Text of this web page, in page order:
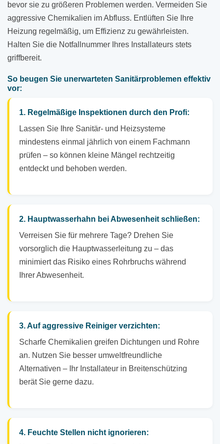
bevor sie zu größeren Problemen werden. Vermeiden Sie
aggressive Chemikalien im Abfluss. Entlüften Sie Ihre
Heizung regelmäßig, um Effizienz zu gewährleisten.
Halten Sie die Notfallnummer Ihres Installateurs stets
griffbereit.
So beugen Sie unerwarteten Sanitärproblemen effektiv
vor:
1. Regelmäßige Inspektionen durch den Profi:
Lassen Sie Ihre Sanitär- und Heizsysteme
mindestens einmal jährlich von einem Fachmann
prüfen – so können kleine Mängel rechtzeitig
entdeckt und behoben werden.
2. Hauptwasserhahn bei Abwesenheit schließen:
Verreisen Sie für mehrere Tage? Drehen Sie
vorsorglich die Hauptwasserleitung zu – das
minimiert das Risiko eines Rohrbruchs während
Ihrer Abwesenheit.
3. Auf aggressive Reiniger verzichten:
Scharfe Chemikalien greifen Dichtungen und Rohre
an. Nutzen Sie besser umweltfreundliche
Alternativen – Ihr Installateur in Breitenschützing
berät Sie gerne dazu.
4. Feuchte Stellen nicht ignorieren: